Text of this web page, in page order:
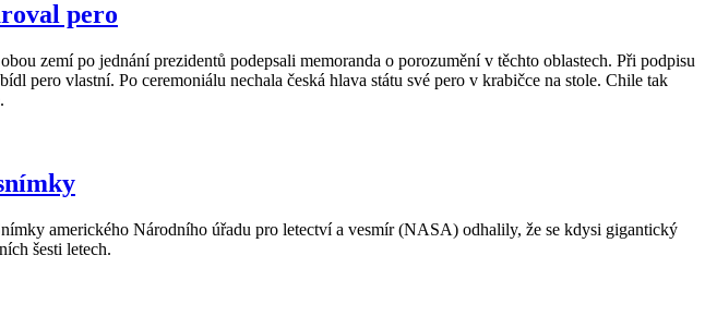
pero
zemí po jednání prezidentů podepsali memoranda o porozumění v těchto oblastech. Při podpisu
pero vlastní. Po ceremoniálu nechala česká hlava státu své pero v krabičce na stole. Chile tak
amerického Národního úřadu pro letectví a vesmír (NASA) odhalily, že se kdysi gigantický
šesti letech.